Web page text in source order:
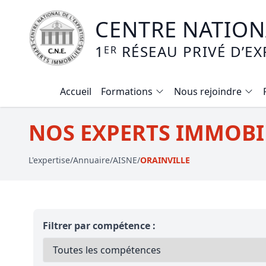
CENTRE
1 ER RÉSEAU PRIVÉ
Accueil
Formations
Formation expertise immobilière /
Expertise local commercial
Mise en copropriété
Expertise terrains agricoles,
Nous rejoindre
NOS EXPERTS
L'expertise/Annuaire/AISNE/ORAINVILLE
Filtrer par compétence :